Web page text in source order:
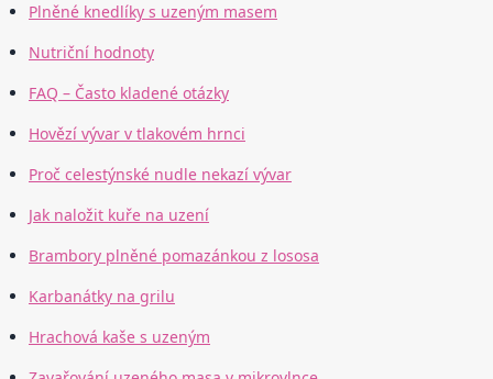
Plněné knedlíky s uzeným masem
Nutriční hodnoty
FAQ – Často kladené otázky
Hovězí vývar v tlakovém hrnci
Proč celestýnské nudle nekazí vývar
Jak naložit kuře na uzení
Brambory plněné pomazánkou z lososa
Karbanátky na grilu
Hrachová kaše s uzeným